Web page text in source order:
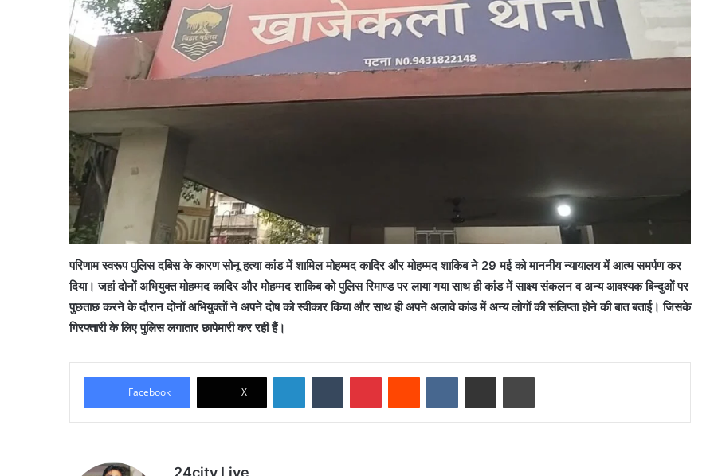
परिणाम स्वरूप पुलिस दबिस के कारण सोनू हत्या कांड में शामिल मोहम्मद कादिर और मोहम्मद शाकिब ने 29 मई को माननीय न्यायालय में आत्म समर्पण कर
दिया। जहां दोनों अभियुक्त मोहम्मद कादिर और मोहम्मद शाकिब को पुलिस रिमाण्ड पर लाया गया साथ ही कांड में साक्ष्य संकलन व अन्य आवश्यक बिन्दुओं पर
पुछताछ करने के दौरान दोनों अभियुक्तों ने अपने दोष को स्वीकार किया और साथ ही अपने अलावे कांड में अन्य लोगों की संलिप्ता होने की बात बताई। जिसके
गिरफ्तारी के लिए पुलिस लगातार छापेमारी कर रही हैं।
Facebook X
LinkedInTumblr PinterestReddit VKontakteShare via Email Print
24city Live